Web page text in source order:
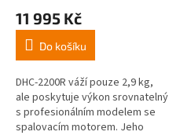
11 995 Kč
Do košíku
DHC-2200R váží pouze 2,9 kg,
ale poskytuje výkon srovnatelný
s profesionálním modelem se
spalovacím motorem. Jeho